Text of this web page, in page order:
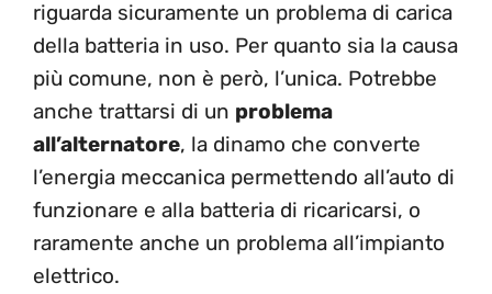
riguarda sicuramente un problema di carica
della batteria in uso. Per quanto sia la causa
più comune, non è però, l’unica. Potrebbe
anche trattarsi di un problema
all’alternatore, la dinamo che converte
l’energia meccanica permettendo all’auto di
funzionare e alla batteria di ricaricarsi, o
raramente anche un problema all’impianto
elettrico.